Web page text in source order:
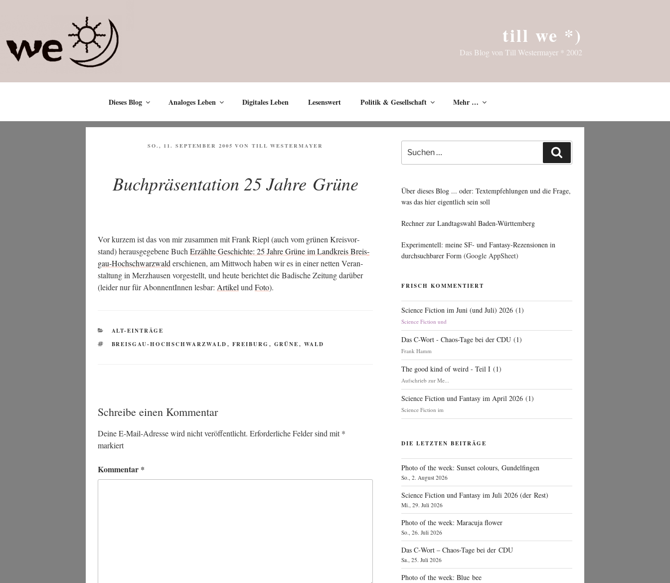
till we *)
Das Blog von Till Westermayer * 2002
Dieses Blog Analoges Leben Digitales Leben Lesenswert Politik & Gesellschaft Mehr …
VERÖFFENTLICHT
SO., 11. SEPTEMBER 2005 VON TILL WESTERMAYER
Buchpräsentation 25 Jahre Grüne
Vor kur­zem ist das von mir zusam­men mit Frank Riepl (auch vom grü­nen Kreis­vor­
stand) her­aus­ge­ge­be­ne Buch Erzähl­te Geschich­te: 25 Jah­re Grü­ne im Land­kreis Breis­
gau-Hoch­schwarz­wald erschie­nen, am Mitt­woch haben wir es in einer net­ten Ver­an­
stal­tung in Merz­hau­sen vor­ge­stellt, und heu­te berich­tet die Badi­sche Zei­tung dar­über
(lei­der nur für Abon­nen­tIn­nen les­bar: Arti­kel und Foto).
KATEGORIEN
ALT-EINTRÄGE
SCHLAGWÖRTER
BREISGAU-HOCHSCHWARZWALD, FREIBURG , GRÜNE, WALD
Schreibe einen Kommentar
Deine E-Mail-Adresse wird nicht veröffentlicht. Erforderliche Felder sind mit*
markiert
Kommentar *
nach:
Über dieses Blog ... oder: Textempfehlungen und die Frage,
was das hier eigentlich sein soll
Rechner zur Landtagswahl Baden-Württemberg
Experimentell: meine SF- und Fantasy-Rezensionen in
durchsuchbarer Form (Google AppSheet)
FRISCH KOMMENTIERT
Science Fiction im Juni (und Juli) 2026 (1)
Science Fiction und
Das C-Wort - Chaos-Tage bei der CDU (1)
Frank Hamm
The good kind of weird - Teil I (1)
Aufschrieb zur Me...
Science Fiction und Fantasy im April 2026 (1)
Science Fiction im
DIE LETZTEN BEITRÄGE
Photo of the week: Sunset colours, Gundelfingen
So., 2. August 2026
Science Fiction und Fantasy im Juli 2026 (der Rest)
Mi., 29. Juli 2026
Photo of the week: Maracuja flower
So., 26. Juli 2026
Das C‑Wort – Chaos-Tage bei der CDU
Sa., 25. Juli 2026
Photo of the week: Blue bee